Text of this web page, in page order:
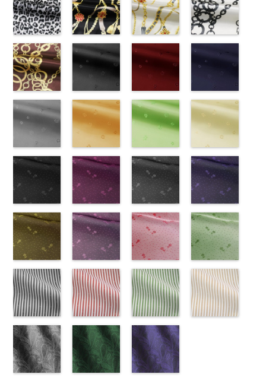
CHARALIST、
d.、
DOLCELABY、
JEANNE、
LUNAMARY、
LUNAMARY
ラージサイ
Macolina、
NUDE、
pinkywolman
CHARALIST、
d.、
DOLCELABY、
JEANNE、
LUNAMARY、
LUNAMARY
ラージサイ
Macolina、
NUDE、
pinkywolman
CHARALIST、
d.、
DOLCELABY、
JEANNE、
LUNAMARY、
LUNAMARY
ラージサイ
Macolina、
NUDE、
pinkywolman
KKP3601-24-
C ブラック×
ホワイト
テル100％
DOLCELABY、
FairyRose
http://www.anys.co.jp/wp-
content/uploads/2013/08/777.jpg
777 ピンク
ステル100％
CHARALIST、
d.、
DOLCELABY、
JEANNE、
LUNAMARY、
LUNAMARY
ラージサイ
Macolina、
NUDE、
pinkywolman
(KKP1092-
55-B/UN)
http://www.anys.co.jp/wp-
55-b.jpg
KKP1092-55-
ブラウン
レオパード柄
100％
DOLCELABY
6000
(KKP1092-
93-C/UN)
http://www.anys.co.jp/wp-
93-c.jpg
KKP1092-93-
ベージュ
幾何学ドット
テル100％
DOLCELABY
(KKP1092-
93-D/UN)
http://
93-d.jpg
KKP1092-93-
ピンク
100％
DOLCELABY
グレー
(KKP1092-
55-C/UN)
http://www.anys.co.jp/wp-
55-c.jpg
KKP1092-55-
グレー
オパード柄
100％
DOLCELABY
6000
ト柄ブラック
(KKP1092-
137-D/UN)
http://www.anys.co.jp/wp-
137-d.jpg
KKP1092-
137-D ブラッ
チェーン
リエステル
100％
DOLCELABY
6000
ト柄ホワイト
(KKP1092-
137-A/UN)
http://www.anys.co.jp/wp-
137-a.jpg
KKP1092-
ホワイ
チェーン
リエステル
100％
DOLCELABY
6000
ワイト
(KKP2090-
145-A/UN)
145-a.jpg
KKP2090-
ホワイ
チェーン
テル100％
DOLCELABY
6000
ラウン
(KKP21090-
145-B/UN)
http://www.anys.co.jp/wp-
145-b.jpg
KKP2090-
145-B
ブラウ
チェーン
テル100％
DOLCELABY
6000
(AK203-
55/LT)
http://www.anys.co.jp/wp-
content/uploads/2013/05/ak203-
AK203-55 ブ
ラック
花柄
キュプラ
100％
FairyRose
6000
(AK203-
51/LT)
http://www.anys.co.jp/wp-
content/uploads/2013/05/ak203-
AK203-51 レ
ッド
花柄
キ
ュプラ100％
DOLCELABY、
6000
(AK203-
50/LT)
http://
content/uploads/
AK203-50 ネ
イビー
キュプラ
100％
FairyRose
6000
(AK203-
31/LT)
http://www.anys.co.jp/wp-
content/uploads/2013/05/ak203-
AK203-31 グ
レー 花柄 キ
ュプラ100％
DOLCELABY、
6000
(AK203-
29/LT)
http://www.anys.co.jp/wp-
content/uploads/2013/05/ak203-
AK203-29 オ
レンジ
花柄
キュプラ
100％
FairyRose
6000
(AK203-
27/LT)
http://www.anys.co.jp/wp-
content/uploads/2013/05/ak203-
AK203-27 グ
リーン 花柄
キュプラ
100％
FairyRose
6000
(AK203-
11/LT)
http://
content/uploads/
11 ベージュ
花柄 キュプ
ラ100％
DOLCELABY、
6000
ラック
(AK201-
55/LT)
http://www.anys.co.jp/wp-
55.jpg
AK201-55 ブ
ラック 花柄
ドット キュ
DOLCELABY、
FairyRose
6000
ンク(AK201-
53/LT)
http://www.anys.co.jp/wp-
content/uploads/2013/05/ak201-
AK201-53 ピ
ンク 花柄ド
ット キュプ
ラ100％
FairyRose
6000
レー(AK201-
52/LT)
http://www.anys.co.jp/wp-
content/uploads/2013/04/ak201-
AK201-52 グ
レー 花柄ド
ット キュプ
ラ100％
FairyRose
6000
イビー
(AK201-
50/LT)
http://
50.jpg
AK201-50 ネ
イビー 花柄
ドット キュ
エロー
(AK201-
34/LT)
http://www.anys.co.jp/wp-
34.jpg
AK201-34 イ
エロー 花柄
ドット キュ
ープル
(AK201-
33/LT)
http://www.anys.co.jp/wp-
33.jpg
AK201-33 パ
ープル 花柄
ドット
キュ
ッド(AK201-
29/LT)
http://www.anys.co.jp/wp-
content/uploads/2013/04/ak201-
AK201-29 レ
ッド 花柄ド
ット キュプ
ラ100％
リーン
(AK201-
27/LT)
http://
ライプブラッ
ク(AKL5300-
5/LT)
http://www.anys.co.jp/wp-
ライプレッド
(AKL5300-
4/LT)
http://www.anys.co.jp/wp-
ライプグリー
ン(AKL5300-
3/LT)
http://www.anys.co.jp/wp-